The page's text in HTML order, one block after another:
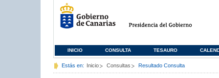
INICIO CONSULTA TESAURO
Estás en: Inicio Consultas Resultado Consulta